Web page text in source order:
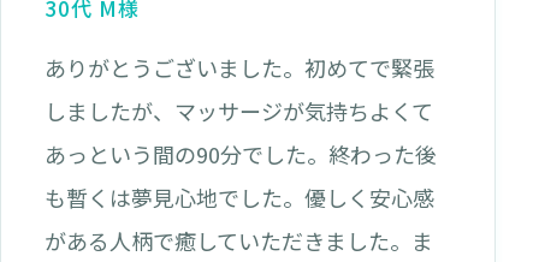
30代 M様
ありがとうございました。初めてで緊張
しましたが、マッサージが気持ちよくて
あっという間の90分でした。終わった後
も暫くは夢見心地でした。優しく安心感
がある人柄で癒していただきました。ま